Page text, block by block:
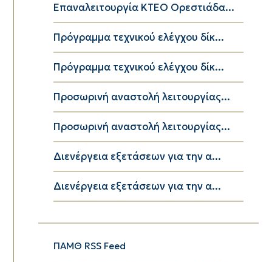
Επαναλειτουργία ΚΤΕΟ Ορεστιάδα...
Πρόγραμμα τεχνικού ελέγχου δίκ...
Πρόγραμμα τεχνικού ελέγχου δίκ...
Προσωρινή αναστολή λειτουργίας...
Προσωρινή αναστολή λειτουργίας...
Διενέργεια εξετάσεων για την α...
Διενέργεια εξετάσεων για την α...
ΠΑΜΘ RSS Feed